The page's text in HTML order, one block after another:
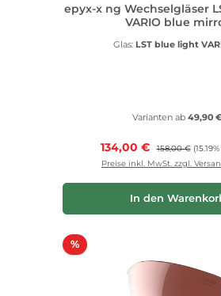
epyx-x ng Wechselgläser
VARIO blue
Glas: LST blue light
Varianten ab 49,90
Verkaufspreis:
134,00 € Regulärer Preis:
158,00 €
Preise inkl. MwSt. zzgl.
In den
%Rabatt